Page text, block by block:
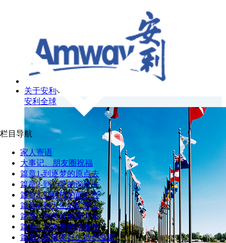
关于安利
安利全球
栏目导航
家人寄语
大事记、朋友圈祝福
篇章1-到逐梦的原点去
篇章2-到心灵的深处去
篇章3-到科技的前沿去
篇章4-到人生的旷野去
篇章5-到美好的远方去
篇章6-到未来的花海去
篇章7-致敬美好生活创业家